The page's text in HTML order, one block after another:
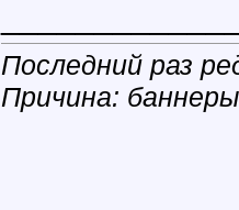
Последний раз
Причина: